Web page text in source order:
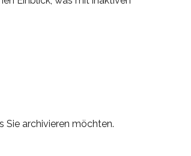
Sie archivieren möchten.